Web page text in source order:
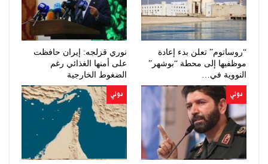
“روساتوم” تعلن بدء إعادة
موظفيها إلى محطة “بوشهر”
النووية في…
نوري قزلجه: إيران حافظت
على أمنها الغذائي رغم
الضغوط الخارجية
دولي دولي